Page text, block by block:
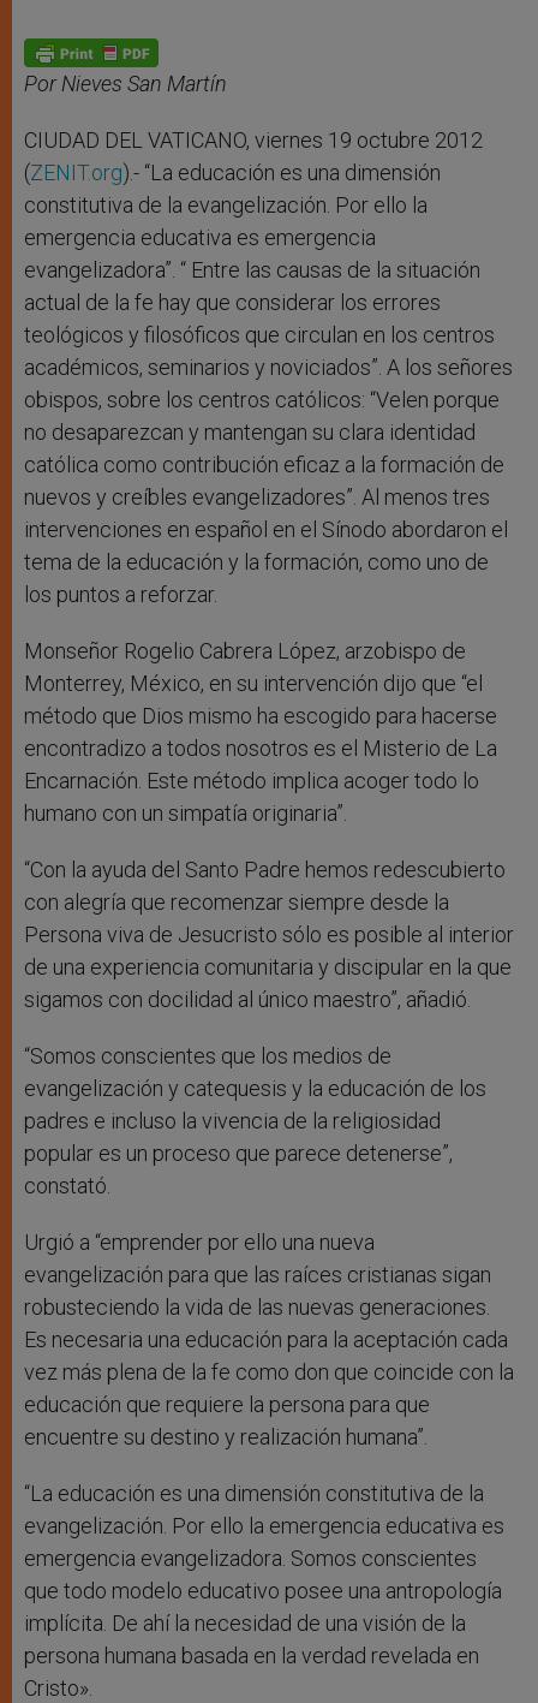
Por Nieves San Martín
CIUDAD DEL VATICANO, viernes 19 octubre 2012
(ZENIT.org).- “La educación es una dimensión
constitutiva de la evangelización. Por ello la
emergencia educativa es emergencia
evangelizadora”. “ Entre las causas de la situación
actual de la fe hay que considerar los errores
teológicos y filosóficos que circulan en los centros
académicos, seminarios y noviciados”. A los señores
obispos, sobre los centros católicos: “Velen porque
no desaparezcan y mantengan su clara identidad
católica como contribución eficaz a la formación de
nuevos y creíbles evangelizadores”. Al menos tres
intervenciones en español en el Sínodo abordaron el
tema de la educación y la formación, como uno de
los puntos a reforzar.
Monseñor Rogelio Cabrera López, arzobispo de
Monterrey, México, en su intervención dijo que “el
método que Dios mismo ha escogido para hacerse
encontradizo a todos nosotros es el Misterio de La
Encarnación. Este método implica acoger todo lo
humano con un simpatía originaria”.
“Con la ayuda del Santo Padre hemos redescubierto
con alegría que recomenzar siempre desde la
Persona viva de Jesucristo sólo es posible al interior
de una experiencia comunitaria y discipular en la que
sigamos con docilidad al único maestro”, añadió.
“Somos conscientes que los medios de
evangelización y catequesis y la educación de los
padres e incluso la vivencia de la religiosidad
popular es un proceso que parece detenerse”,
constató.
Urgió a “emprender por ello una nueva
evangelización para que las raíces cristianas sigan
robusteciendo la vida de las nuevas generaciones.
Es necesaria una educación para la aceptación cada
vez más plena de la fe como don que coincide con la
educación que requiere la persona para que
encuentre su destino y realización humana”.
“La educación es una dimensión constitutiva de la
evangelización. Por ello la emergencia educativa es
emergencia evangelizadora. Somos conscientes
que todo modelo educativo posee una antropología
implícita. De ahí la necesidad de una visión de la
persona humana basada en la verdad revelada en
Cristo».